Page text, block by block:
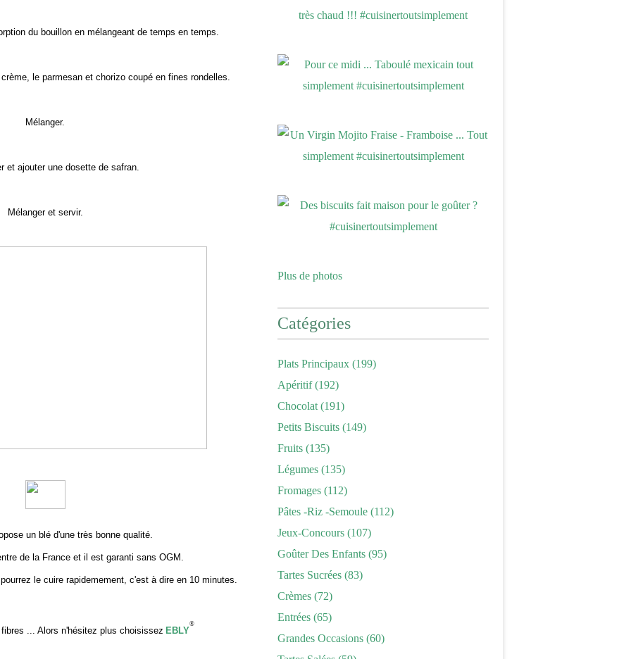
du bouillon en mélangeant de temps en temps.
le parmesan et chorizo coupé en fines rondelles.
Mélanger.
et ajouter une dosette de safran.
Mélanger et servir.
un blé d'une très bonne qualité.
de la France et il est garanti sans OGM.
le cuire rapidemement, c'est à dire en 10 minutes.
... Alors n'hésitez plus choisissez EBLY
®
Plus de photos
Catégories
Plats Principaux (199)
Apéritif(192)
Chocolat (191)
Petits Biscuits (149)
Fruits (135)
Légumes (135)
Fromages (112)
Pâtes -riz -semoule (112)
Jeux-Concours (107)
Goûter Des Enfants (95)
Tartes Sucrées (83)
Crèmes (72)
Entrées (65)
Grandes Occasions (60)